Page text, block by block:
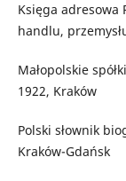
Księga adresowa
handlu,
Małopolskie
1922, Kraków
Polski słownik
Kraków-Gdańsk